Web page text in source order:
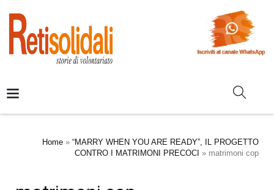
Home » “MARRY WHEN YOU ARE READY”, IL PROGETTO
CONTRO I MATRIMONI PRECOCI » matrimoni cop